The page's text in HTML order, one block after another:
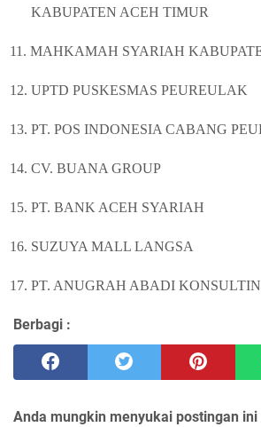
KABUPATEN ACEH TIMUR
11. MAHKAMAH SYARIAH
12. UPTD PUSKESMAS PEUREULAK
13. PT. POS INDONESIA CABANG
14. CV. BUANA GROUP
15. PT. BANK ACEH SYARIAH
16. SUZUYA MALL LANGSA
17. PT. ANUGRAH ABADI
Berbagi :
Anda mungkin menyukai postingan ini